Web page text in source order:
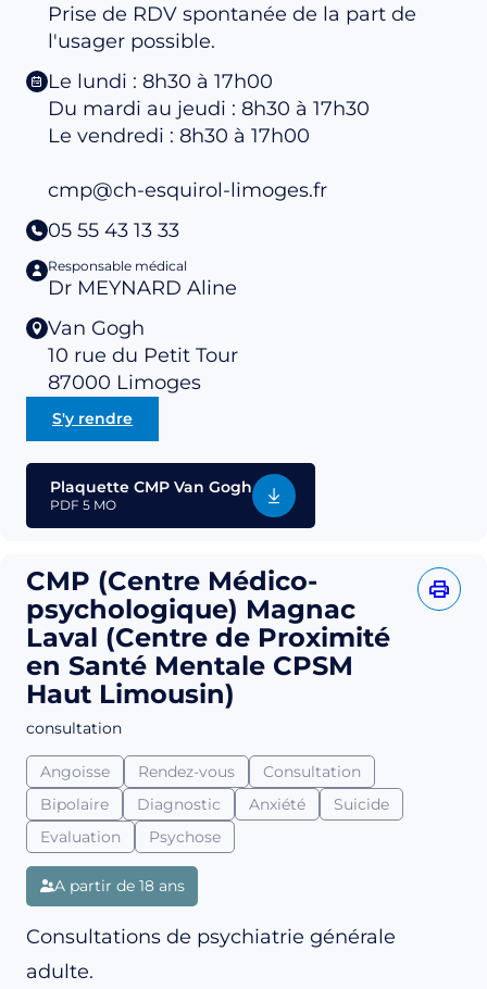
Prise de RDV spontanée de la part de
l'usager possible.
Le lundi : 8h30 à 17h00
Du mardi au jeudi : 8h30 à 17h30
Le vendredi : 8h30 à 17h00
cmp@ch-esquirol-limoges.fr
05 55 43 13 33
Responsable médical
Dr MEYNARD Aline
Van Gogh
10 rue du Petit Tour
87000 Limoges
S'y rendre
Plaquette CMP Van Gogh
PDF 5 MO
CMP (Centre Médico-
psychologique) Magnac
Laval (Centre de Proximité
en Santé Mentale CPSM
Haut Limousin)
consultation
Angoisse Rendez-vous
Consultation
Bipolaire
Diagnostic Anxiété
Suicide
Evaluation
Psychose
A partir de 18 ans
Consultations de psychiatrie générale
adulte.